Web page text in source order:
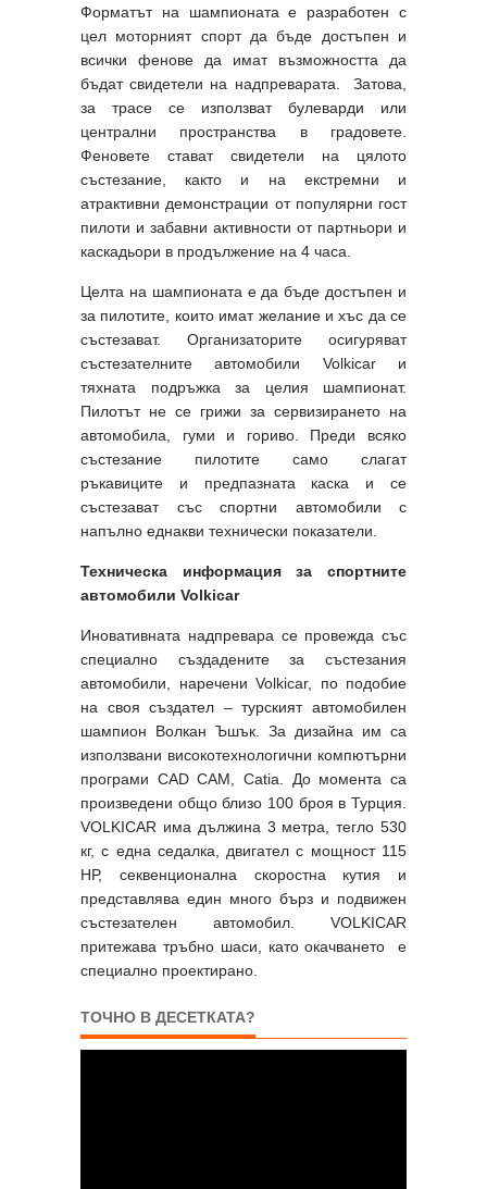
Форматът на шампионата е разработен с
цел моторният спорт да бъде достъпен и
всички фенове да имат възможността да
бъдат свидетели на надпреварата. Затова,
за трасе се използват булеварди или
централни пространства в градовете.
Феновете стават свидетели на цялото
състезание, както и на екстремни и
атрактивни демонстрации от популярни гост
пилоти и забавни активности от партньори и
каскадьори в продължение на 4 часа.
Целта на шампионата е да бъде достъпен и
за пилотите, които имат желание и хъс да се
състезават. Организаторите осигуряват
състезателните автомобили Volkicar и
тяхната подръжка за целия шампионат.
Пилотът не се грижи за сервизирането на
автомобила, гуми и гориво. Преди всяко
състезание пилотите само слагат
ръкавиците и предпазната каска и се
състезават със спортни автомобили с
напълно еднакви технически показатели.
Техническа информация за спортните
автомобили Volkicar
Иновативната надпревара се провежда със
специално създадените за състезания
автомобили, наречени Volkicar, по подобие
на своя създател – турският автомобилен
шампион Волкан Ъшък. За дизайна им са
използвани високотехнологични компютърни
програми CAD CAM, Catia. До момента са
произведени общо близо 100 броя в Турция.
VOLKICAR има дължина 3 метра, тегло 530
кг, с една седалка, двигател с мощност 115
НР, секвенционална скоростна кутия и
представлява един много бърз и подвижен
състезателен автомобил. VOLKICAR
притежава тръбно шаси, като окачването е
специално проектирано.
ТОЧНО В ДЕСЕТКАТА?